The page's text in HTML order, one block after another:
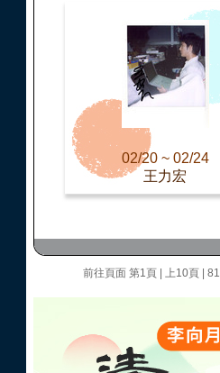
02/20 ~ 02/24
王力宏
前往頁面 第1頁 上10頁 81